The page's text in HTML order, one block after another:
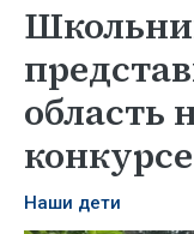
область
Наши дети